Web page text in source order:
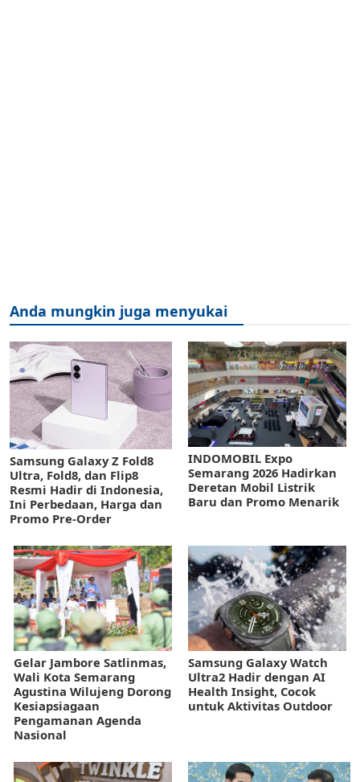
Anda mungkin juga menyukai
Samsung Galaxy Z Fold8
Ultra, Fold8, dan Flip8
Resmi Hadir di Indonesia,
Ini Perbedaan, Harga dan
Promo Pre-Order
INDOMOBIL Expo
Semarang 2026 Hadirkan
Deretan Mobil Listrik
Baru dan Promo Menarik
Gelar Jambore Satlinmas,
Wali Kota Semarang
Agustina Wilujeng Dorong
Kesiapsiagaan
Pengamanan Agenda
Nasional
Samsung Galaxy Watch
Ultra2 Hadir dengan AI
Health Insight, Cocok
untuk Aktivitas Outdoor